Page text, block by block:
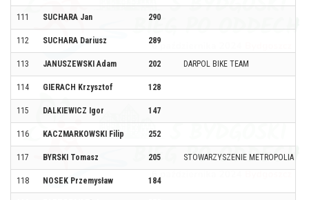
111 SUCHARA Jan 290
112 SUCHARA Dariusz 289
113 JANUSZEWSKI Adam 202 DARPOL BIKE TEAM
114 GIERACH Krzysztof 128
115 DALKIEWICZ Igor 147
116 KACZMARKOWSKI Filip 252
117 BYRSKI Tomasz 205 STOWARZYSZENIE METROPOLIA
118 NOSEK Przemysław 184